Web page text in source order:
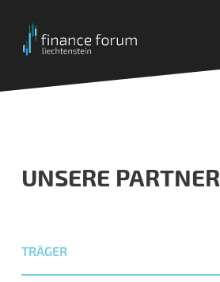
main
UNSERE PARTNER
TRÄGER